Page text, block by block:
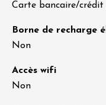
Carte bancaire/crédit
Borne de recharge
Non
Accès wifi
Non